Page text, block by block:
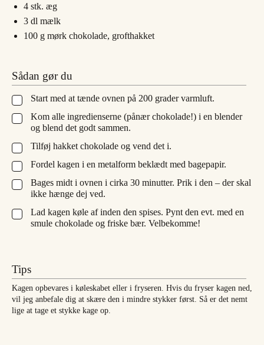
4 stk. æg
3 dl mælk
100 g mørk chokolade, grofthakket
Sådan gør du
▢
Start med at tænde ovnen på 200 grader varmluft.
▢
Kom alle ingredienserne (pånær chokolade!) i en blender
og blend det godt sammen.
▢
Tilføj hakket chokolade og vend det i.
▢
Fordel kagen i en metalform beklædt med bagepapir.
▢
Bages midt i ovnen i cirka 30 minutter. Prik i den – der skal
ikke hænge dej ved.
▢
Lad kagen køle af inden den spises. Pynt den evt. med en
smule chokolade og friske bær. Velbekomme!
Tips
Kagen opbevares i køleskabet eller i fryseren. Hvis du fryser kagen ned,
vil jeg anbefale dig at skære den i mindre stykker først. Så er det nemt
lige at tage et stykke kage op.